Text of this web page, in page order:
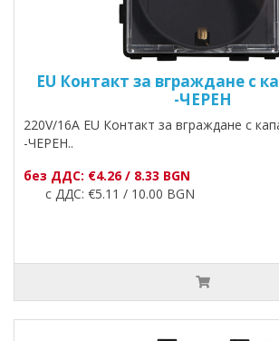
EU Контакт за вграждане с
-ЧЕРЕН
220V/16A EU Контакт за вграждане с
-ЧЕРЕН..
без ДДС: €4.26 / 8.33 BGN
с ДДС: €5.11 / 10.00 BGN